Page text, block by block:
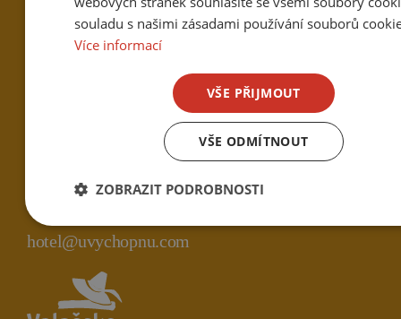
Hotel a restaurace U Vychopňů,
420 571 432 039
hotel@uvychopnu.com
souladu s našimi zásadami používání souborů
Více informací
VŠE PŘIJMOUT
VŠE ODMÍTNOUT
ZOBRAZIT PODROBNOSTI